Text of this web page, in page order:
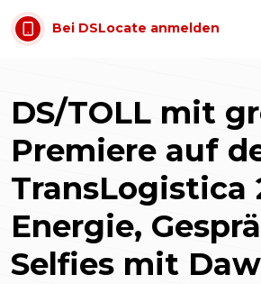
Zum Inhalt springen
Bei DSLocate anmelden
DS/TOLL mit
Premiere auf
TransLogistica
Energie,
Selfies mit